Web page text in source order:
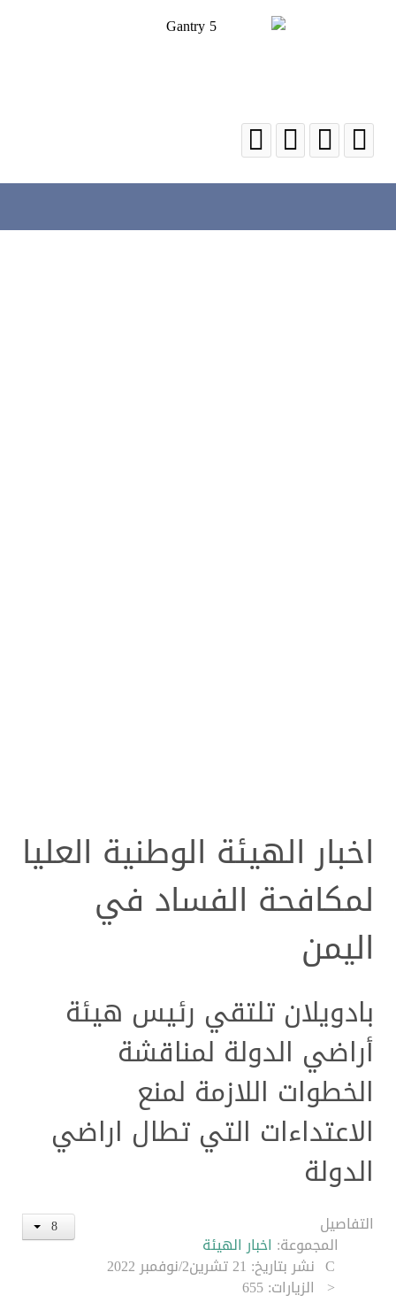
اخبار الهيئة الوطنية العليا
لمكافحة الفساد في
اليمن
بادويلان تلتقي رئيس هيئة
أراضي الدولة لمناقشة
الخطوات اللازمة لمنع
الاعتداءات التي تطال اراضي
الدولة
التفاصيل
المجموعة: اخبار الهيئة
نشر بتاريخ: 21 تشرين2/نوفمبر 2022
الزيارات: 655